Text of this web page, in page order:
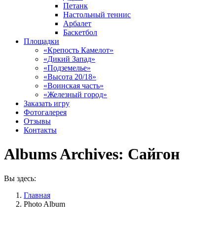
Петанк
Настольный теннис
Арбалет
Баскетбол
Площадки
«Крепость Камелот»
«Дикий Запад»
«Подземелье»
«Высота 20/18»
«Воинская часть»
«Железный город»
Заказать игру
Фотогалерея
Отзывы
Контакты
Albums Archives: Сайгон
Вы здесь:
Главная
Photo Album